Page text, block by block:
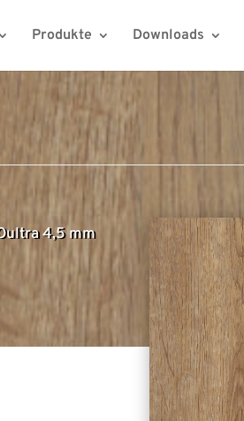
Produkte Downloads
4,5 mm